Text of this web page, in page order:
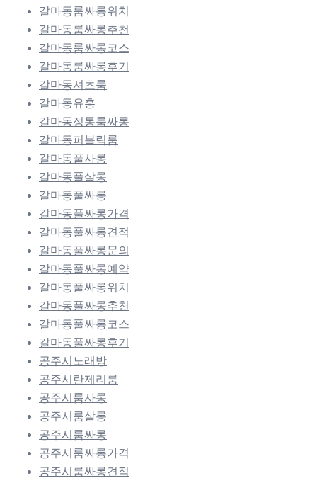
갈마동룸싸롱위치
갈마동룸싸롱추천
갈마동룸싸롱코스
갈마동룸싸롱후기
갈마동셔츠룸
갈마동유흥
갈마동정통룸싸롱
갈마동퍼블릭룸
갈마동풀사롱
갈마동풀살롱
갈마동풀싸롱
갈마동풀싸롱가격
갈마동풀싸롱견적
갈마동풀싸롱문의
갈마동풀싸롱예약
갈마동풀싸롱위치
갈마동풀싸롱추천
갈마동풀싸롱코스
갈마동풀싸롱후기
공주시노래방
공주시란제리룸
공주시룸사롱
공주시룸살롱
공주시룸싸롱
공주시룸싸롱가격
공주시룸싸롱견적